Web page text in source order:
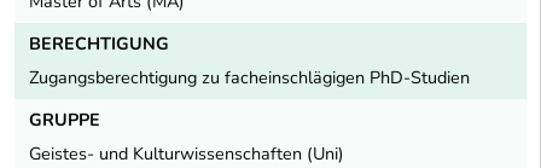
BERECHTIGUNG
Zugangsberechtigung zu facheinschlägigen PhD-Studien
GRUPPE
Geistes- und Kulturwissenschaften (Uni)